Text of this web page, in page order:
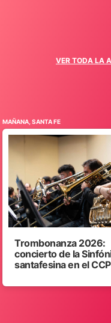
VER TODA LA
MAÑANA, SANTA FE
Trombonanza 2026:
concierto de la
santafesina en el CCP